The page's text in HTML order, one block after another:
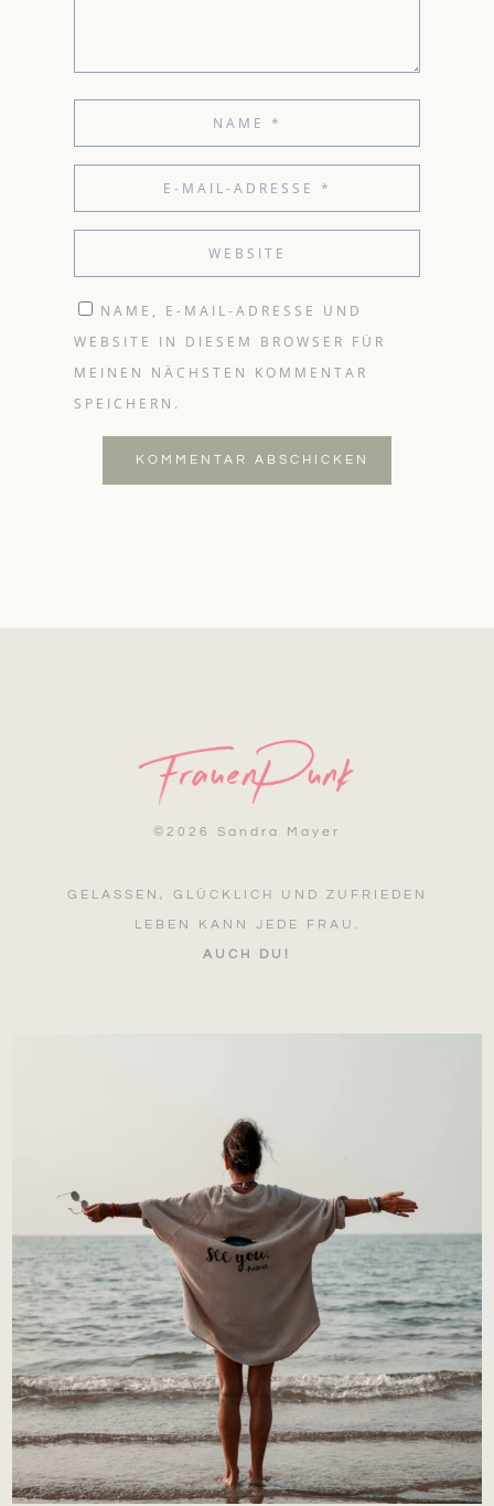
NAME, E-MAIL-ADRESSE UND
WEBSITE IN DIESEM BROWSER FÜR
MEINEN NÄCHSTEN KOMMENTAR
SPEICHERN.
KOMMENTAR ABSCHICKEN
© 2026 Sandra Mayer
GELASSEN, GLÜCKLICH UND ZUFRIEDEN
LEBEN KANN JEDE FRAU.
AUCH DU!